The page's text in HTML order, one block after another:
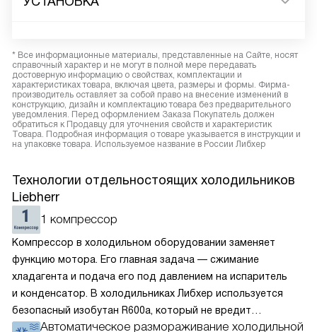
* Все информационные материалы, представленные на Сайте, носят
справочный характер и не могут в полной мере передавать
достоверную информацию о свойствах, комплектации и
характеристиках товара, включая цвета, размеры и формы. Фирма-
производитель оставляет за собой право на внесение изменений в
конструкцию, дизайн и комплектацию товара без предварительного
уведомления. Перед оформлением Заказа Покупатель должен
обратиться к Продавцу для уточнения свойств и характеристик
Товара. Подробная информация о товаре указывается в инструкции и
на упаковке товара. Используемое название в России Либхер
Технологии отдельностоящих холодильников
Liebherr
1 компрессор
Компрессор в холодильном оборудовании заменяет
функцию мотора. Его главная задача — сжимание
хладагента и подача его под давлением на испаритель
и конденсатор. В холодильниках Либхер используется
безопасный изобутан R600a, который не вредит
окружающей среде. Компрессор перегоняет его
Автоматическое размораживание холодильной